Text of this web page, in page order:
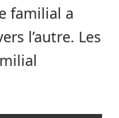
familial a
l’autre. Les